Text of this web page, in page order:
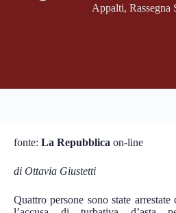
Appalti,Rassegna
fonte: La Repubblica on-line
di Ottavia Giustetti
Quattro persone sono state arrestate